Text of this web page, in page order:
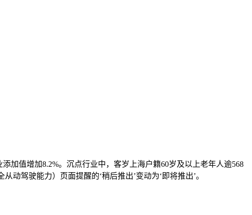
值增加8.2%。沉点行业中，客岁上海户籍60岁及以上老年人逾568
动驾驶能力）页面提醒的‘稍后推出’变动为‘即将推出’。